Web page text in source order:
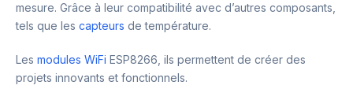
mesure. Grâce à leur compatibilité avec d’autres composants,
tels que les capteurs de température.
Les modules WiFi ESP8266, ils permettent de créer des
projets innovants et fonctionnels.